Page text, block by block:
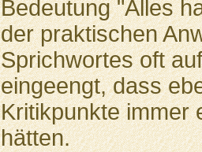
Bedeutung "Alles
der praktischen
Sprichwortes oft
eingeengt, dass
Kritikpunkte immer
hätten.